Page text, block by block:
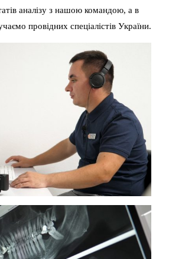
аналізу з нашою командою, а в
провідних спеціалістів України.